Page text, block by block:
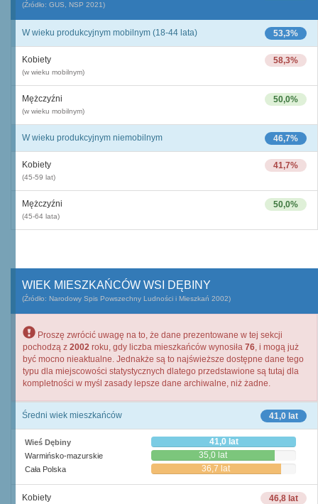
(Źródło: GUS, NSP 2021)
53,3%
W wieku produkcyjnym mobilnym (18-44 lata)
58,3%
Kobiety
(w wieku mobilnym)
50,0%
Mężczyźni
(w wieku mobilnym)
46,7%
W wieku produkcyjnym niemobilnym
41,7%
Kobiety
(45-59 lat)
50,0%
Mężczyźni
(45-64 lata)
WIEK MIESZKAŃCÓW WSI DĘBINY
(Źródło: Narodowy Spis Powszechny Ludności i Mieszkań 2002)
Proszę zwrócić uwagę na to, że dane prezentowane w tej sekcji
pochodzą z 2002 roku, gdy liczba mieszkańców wynosiła 76, i mogą już
być mocno nieaktualne. Jednakże są to najświeższe dostępne dane tego
typu dla miejscowości statystycznych dlatego przedstawione są tutaj dla
kompletności w myśl zasady lepsze dane archiwalne, niż żadne.
41,0 lat
Średni wiek mieszkańców
Wieś Dębiny 41,0 lat
Warmińsko-mazurskie 35,0 lat
Cała Polska 36,7 lat
46,8 lat
Kobiety